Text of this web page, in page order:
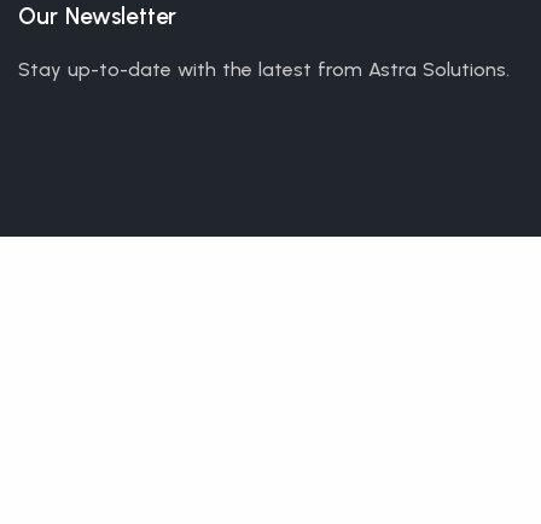
Our Newsletter
Stay up-to-date with the latest from Astra Solutions.